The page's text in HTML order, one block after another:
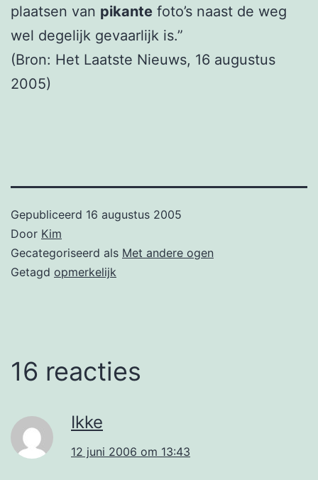
plaatsen van pikante foto’s naast de weg
wel degelijk gevaarlijk is.”
(Bron: Het Laatste Nieuws, 16 augustus
2005)
Gepubliceerd 16 augustus 2005
Door Kim
Gecategoriseerd als Met andere ogen
Getagd opmerkelijk
16 reacties
Ikke
12 juni 2006 om 13:43